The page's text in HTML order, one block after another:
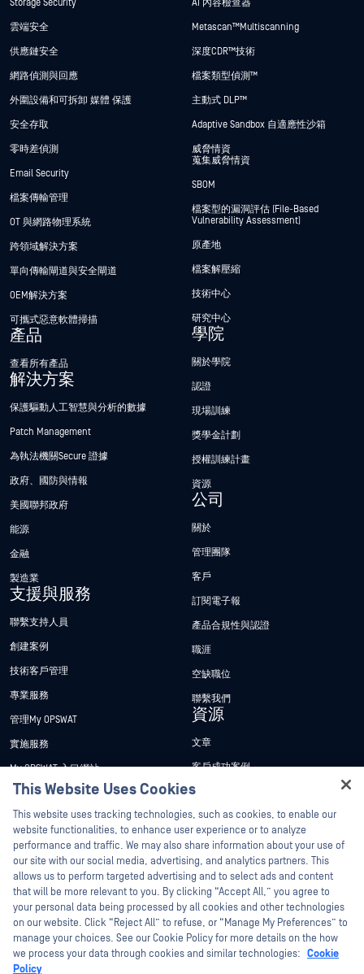
Storage Security
雲端安全
供應鏈安全
網路偵測與回應
外圍設備和可拆卸 媒體 保護
安全存取
零時差偵測
Email Security
檔案傳輸管理
OT 與網路物理系統
跨領域解決方案
單向傳輸閘道與安全閘道
OEM解決方案
可攜式惡意軟體掃描
產品
查看所有產品
解決方案
保護驅動人工智慧與分析的數據
Patch Management
為執法機關Secure 證據
政府、國防與情報
美國聯邦政府
能源
金融
製造業
支援與服務
聯繫支持人員
創建案例
技術客戶管理
專業服務
管理My OPSWAT
實施服務
My OPSWAT 入口網站
技術檔案
訓練
漏洞通報計畫
合作夥伴
認證
技術合作夥伴
管道合作夥伴計劃
AI 內容檢查器
Metascan™ Multiscanning
深度CDR™技術
檔案類型偵測™
主動式 DLP™
Adaptive Sandbox 自適應性沙箱
威脅情資
蒐集威脅情資
SBOM
檔案型的漏洞評估 (File-Based
Vulnerability Assessment)
原產地
檔案解壓縮
技術中心
研究中心
學院
關於學院
認證
現場訓練
獎學金計劃
授權訓練計畫
資源
公司
關於
管理團隊
客戶
訂閱電子報
產品合規性與認證
職涯
空缺職位
聯繫我們
資源
文章
客戶成功案例
新聞稿
新聞報導
網路研討會
產品型錄
白皮書
免費工具
This Website Uses Cookies
This website uses tracking technologies, such as cookies, to enable our
website functionalities, to enhance user experience or to analyze
performance and traffic. We may also share information about your use of
our site with our social media, advertising, and analytics partners. This
allows us to perform targeted advertising and to select ads and content
that will be more relevant to you. By clicking “Accept All,” you agree to
your personal data being processed by all cookies and other technologies
on our website. Click “Reject All” to refuse, or “Manage My Preferences” to
manage your choices. See our Cookie Policy for more details on the how
we process your data through cookies and similar technologies: Cookie
Policy
Hey there!
I'm Ozzy, your OPSWAT virtual assistant.
How can I help you secure what's critical
today?